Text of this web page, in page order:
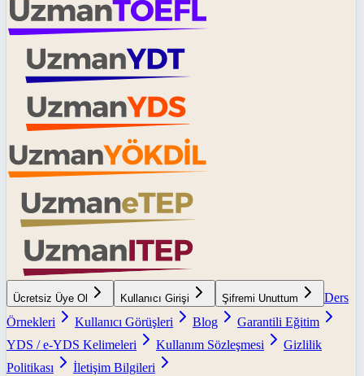
Ücretsiz Üye Ol Kullanıcı Girişi Şifremi Unuttum
Ders
Örnekleri
Kullanıcı Görüşleri Blog
Garantili Eğitim
YDS / e-YDS Kelimeleri
Kullanım Sözleşmesi
Gizlilik
Politikası
İletişim Bilgileri